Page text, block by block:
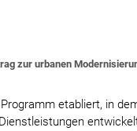
zur urbanen
etabliert, in